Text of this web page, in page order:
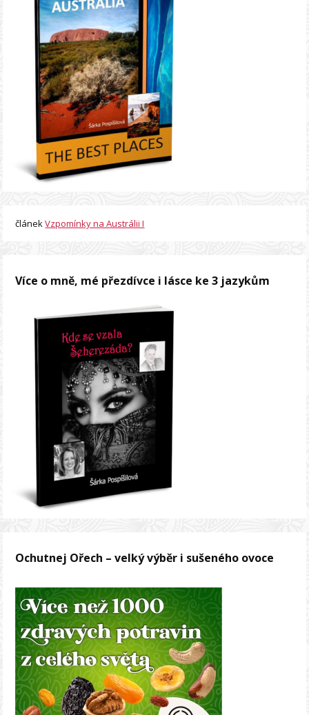
článekVzpomínky na Austrálii I
Více o mně, mé přezdívce i lásce ke 3 jazykům
Ochutnej Ořech – velký výběr i sušeného ovoce